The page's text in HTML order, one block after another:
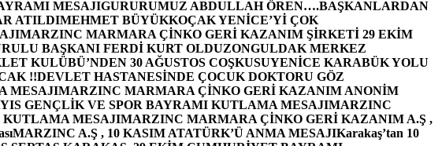
MESAJIGURURUMUZ ABDULLAH ÖREN….BAŞKANLARDAN
ATILDIMEHMET BÜYÜKKOÇAK YENİCE’Yİ ÇOK
MARZINC MARMARA ÇİNKO GERİ KAZANIM ŞİRKETİ 29 EKİM
BAŞKANI FERDİ KURT OLDUZONGULDAK MERKEZ
KULÜBÜ’NDEN 30 AĞUSTOS COŞKUSUYENİCE KARABÜK YOLU
!!DEVLET HASTANESİNDE ÇOCUK DOKTORU GÖZ
MESAJIMARZINC MARMARA ÇİNKO GERİ KAZANIM ANONİM
GENÇLİK VE SPOR BAYRAMI KUTLAMA MESAJIMARZINC
KUTLAMA MESAJIMARZINC MARMARA ÇİNKO GERİ KAZANIM A.Ş ,
MARZINC A.Ş , 10 KASIM ATATÜRK’Ü ANMA MESAJIKarakaş’tan 10